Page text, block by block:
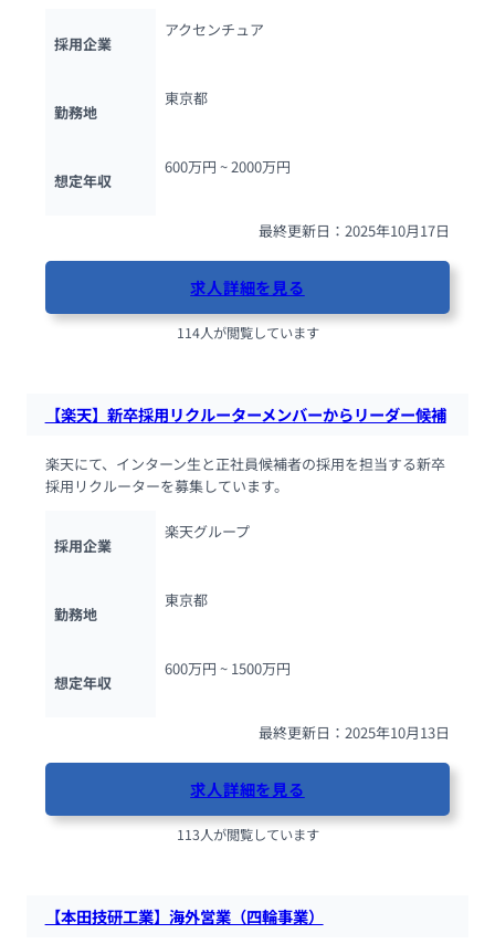
採用企業
アクセンチュア
勤務地
東京都
想定年収
600万円 ~ 2000万円
最終更新日：2025年10月17日
求人詳細を見る
114人が閲覧しています
【楽天】新卒採用リクルーターメンバーからリーダー候補
楽天にて、インターン生と正社員候補者の採用を担当する新卒
採用リクルーターを募集しています。
採用企業
楽天グループ
勤務地
東京都
想定年収
600万円 ~ 1500万円
最終更新日：2025年10月13日
求人詳細を見る
113人が閲覧しています
【本田技研工業】海外営業（四輪事業）